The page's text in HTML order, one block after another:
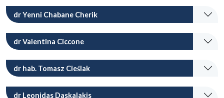
dr Yenni Chabane Cherik
dr Valentina Ciccone
dr hab. Tomasz Cieślak
dr Leonidas Daskalakis